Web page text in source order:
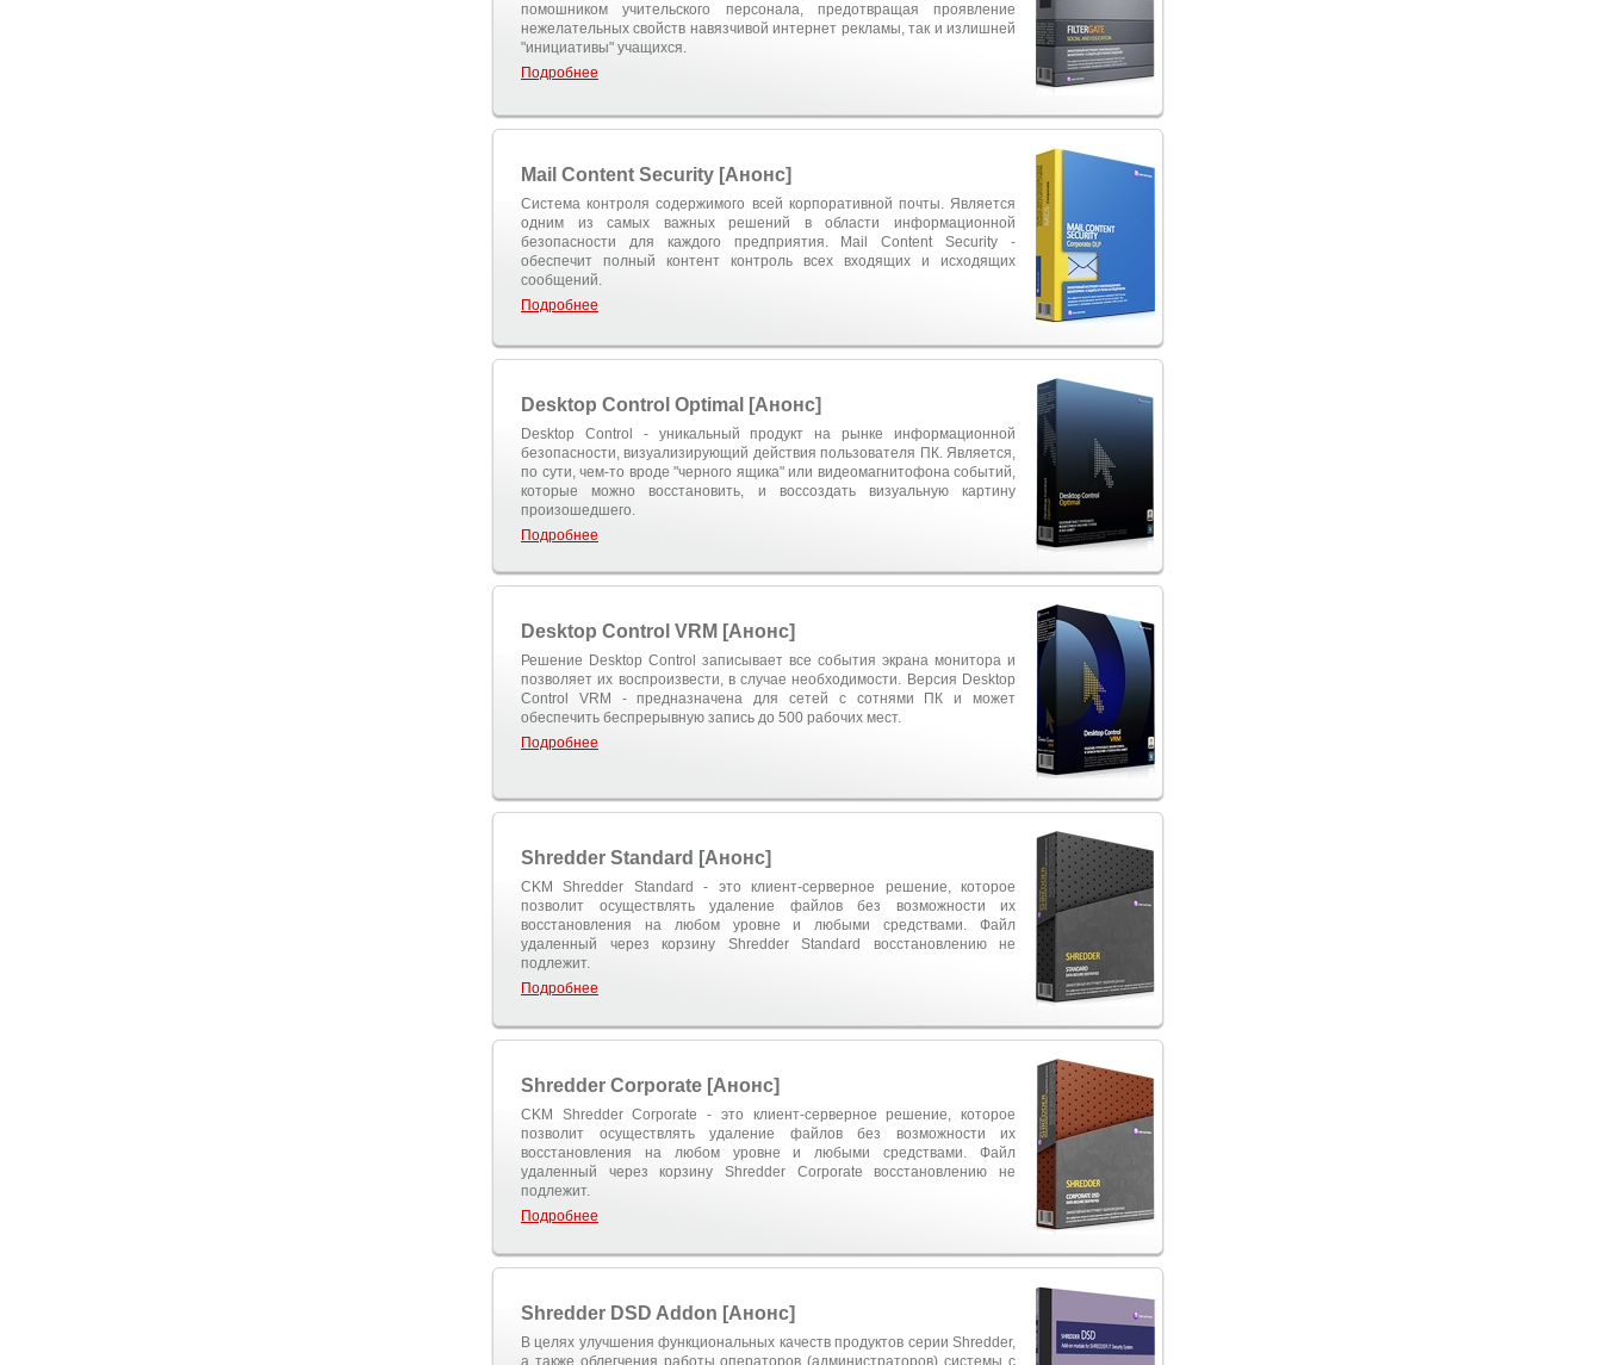
помошником учительского персонала, предотвращая проявление
нежелательных свойств навязчивой интернет рекламы, так и излишней
"инициативы" учащихся.
Подробнее
Mail Content Security [Анонс]
Система контроля содержимого всей корпоративной почты. Является
одним из самых важных решений в области информационной
безопасности для каждого предприятия. Mail Content Security -
обеспечит полный контент контроль всех входящих и исходящих
сообщений.
Подробнее
Desktop Control Optimal [Анонс]
Desktop Control - уникальный продукт на рынке информационной
безопасности, визуализирующий действия пользователя ПК. Является,
по сути, чем-то вроде "черного ящика" или видеомагнитофона событий,
которые можно восстановить, и воссоздать визуальную картину
произошедшего.
Подробнее
Desktop Control VRM [Анонс]
Решение Desktop Control записывает все события экрана монитора и
позволяет их воспроизвести, в случае необходимости. Версия Desktop
Control VRM - предназначена для сетей с сотнями ПК и может
обеспечить беспрерывную запись до 500 рабочих мест.
Подробнее
Shredder Standard [Анонс]
CKM Shredder Standard - это клиент-серверное решение, которое
позволит осуществлять удаление файлов без возможности их
восстановления на любом уровне и любыми средствами. Файл
удаленный через корзину Shredder Standard восстановлению не
подлежит.
Подробнее
Shredder Corporate [Анонс]
CKM Shredder Corporate - это клиент-серверное решение, которое
позволит осуществлять удаление файлов без возможности их
восстановления на любом уровне и любыми средствами. Файл
удаленный через корзину Shredder Corporate восстановлению не
подлежит.
Подробнее
Shredder DSD Addon [Анонс]
В целях улучшения функциональных качеств продуктов серии Shredder,
а также облегчения работы операторов (администраторов) системы с